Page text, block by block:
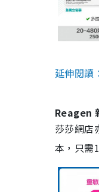
延伸閱讀
Reagen
莎莎網店
本，只需